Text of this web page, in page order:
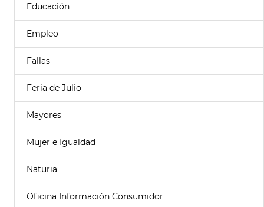
Educación
Empleo
Fallas
Feria de Julio
Mayores
Mujer e Igualdad
Naturia
Oficina Información Consumidor